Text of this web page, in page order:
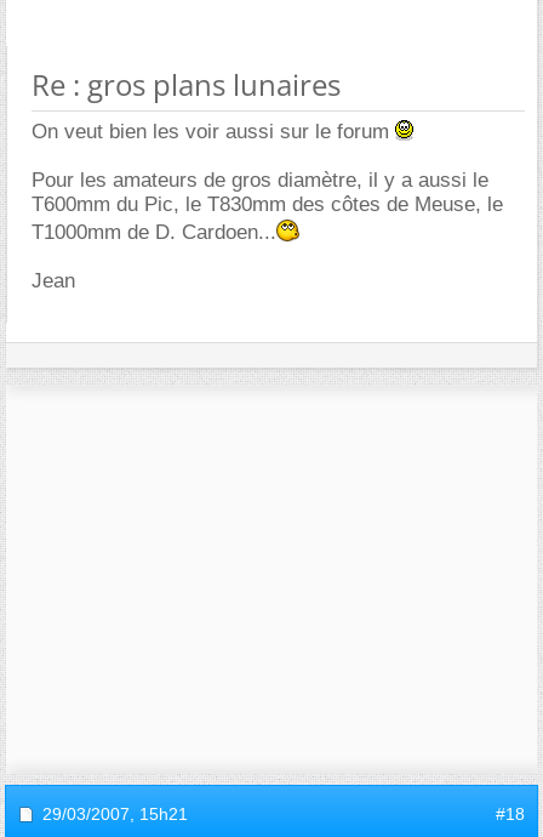
Re : gros plans lunaires
On veut bien les voir aussi sur le forum
Pour les amateurs de gros diamètre, il y a aussi le
T600mm du Pic, le T830mm des côtes de Meuse, le
T1000mm de D. Cardoen...
Jean
29/03/2007, 15h21 #18